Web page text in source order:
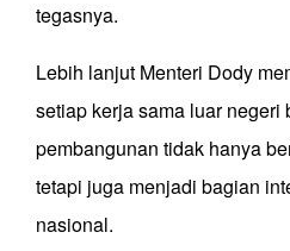
tegasnya.
Lebih lanjut Menteri Dody
setiap kerja sama luar negeri
pembangunan tidak hanya
tetapi juga menjadi bagian
nasional.